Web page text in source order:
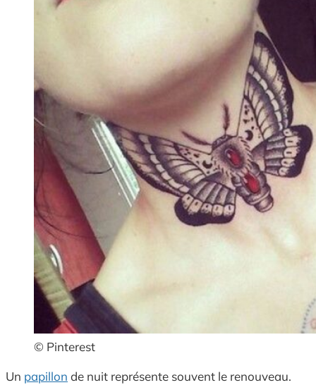
© Pinterest
Un papillon de nuit représente souvent le renouveau.